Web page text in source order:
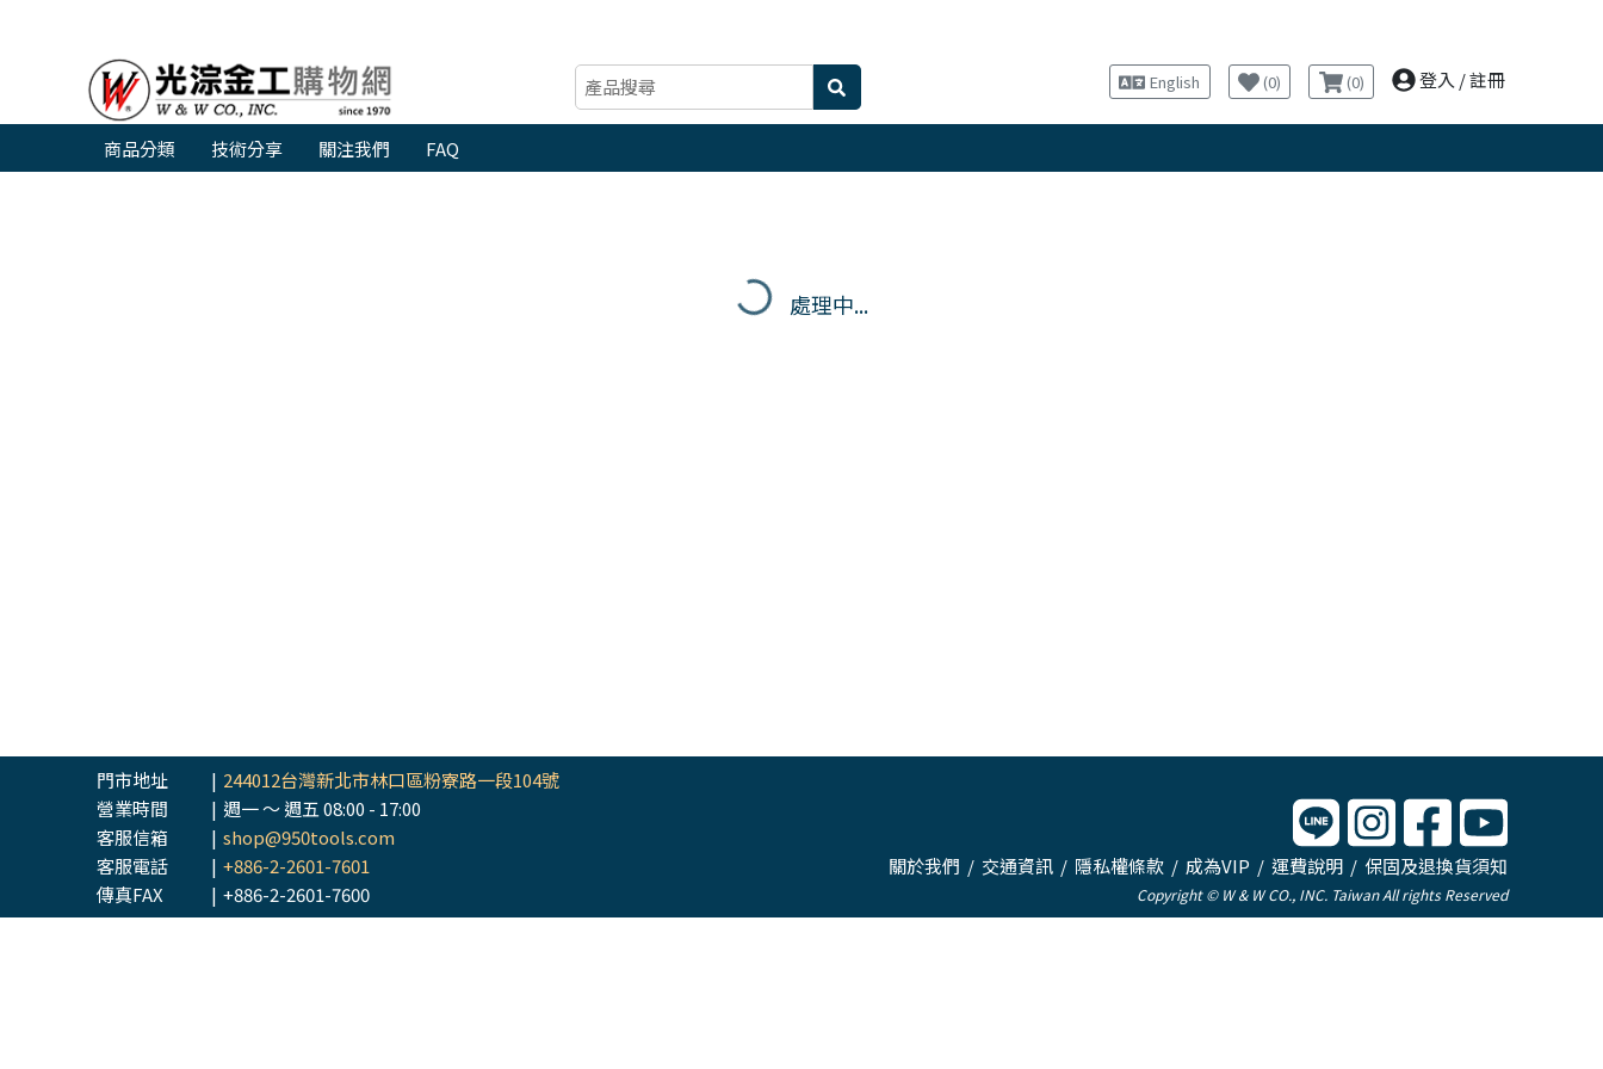
English (0) (0) 登入 /註冊
商品分類 技術分享 關注我們 FAQ
處理中...
門市地址 | 244012台灣新北市林口區粉寮路一段104號
營業時間
| 週一 ～ 週五 08:00 - 17:00
客服信箱
| shop@950tools.com
客服電話
| +886-2-2601-7601 關於我們 / 交通資訊/ 隱私權條款/ 成為VIP / 運費說明/ 保固及退換貨須知
傳真FAX
| +886-2-2601-7600 Copyright © W & W CO., INC. Taiwan All rights Reserved